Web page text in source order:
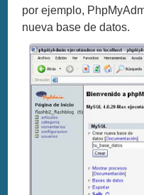
por ejemplo,
nueva base de datos.